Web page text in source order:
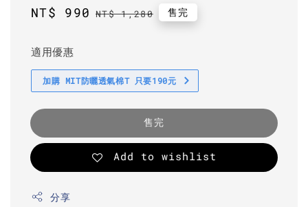
Sale
NT$ 990 Regular
NT$ 1,280 售完
適用優惠
加購 MIT防曬透氣棉T 只要190元
售完
Add to wishlist
分享